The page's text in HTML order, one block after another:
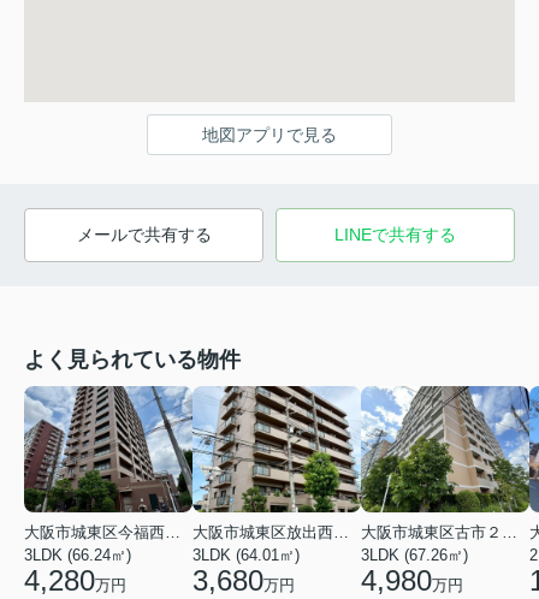
地図アプリで見る
メールで共有する LINEで共有する
よく見られている物件
大阪市城東区今福西６丁目
3LDK (66.24㎡)
4,280万円
大阪市城東区放出西１丁目
3LDK (64.01㎡)
3,680万円
大阪市城東区古市２丁目
3LDK (67.26㎡)
4,980万円